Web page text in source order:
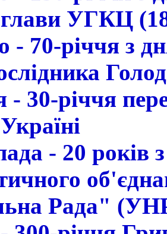
глави УГКЦ
- 70-річчя з
- 30-річчя
- 20 років
Рада"